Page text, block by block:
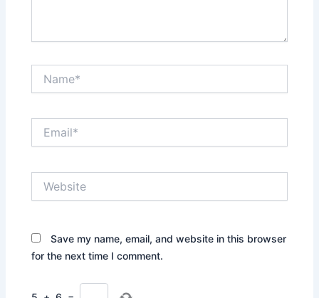
Save my name, email, and website in this browser
for the next time I comment.